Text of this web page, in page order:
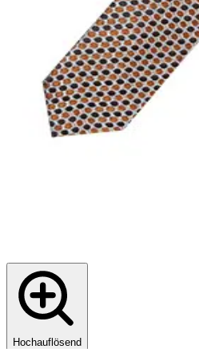
Hochauflösend